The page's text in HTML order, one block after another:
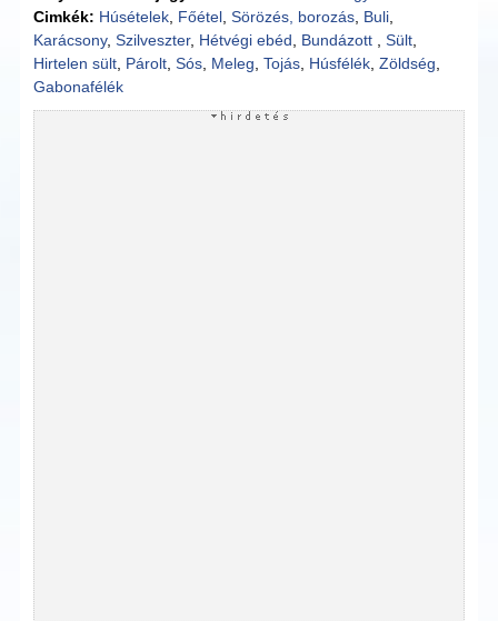
Cimkék: Húsételek Főétel ,Sörözés, borozás Buli
Karácsony,Szilveszter, Hétvégi ebéd Bundázott ,Sült
Hirtelen sült Párolt ,Sós Meleg ,Tojás Húsfélék ,Zöldség
Gabonafélék